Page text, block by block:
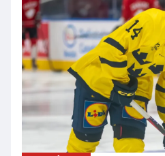
SHL
Evenemang
Övrigt